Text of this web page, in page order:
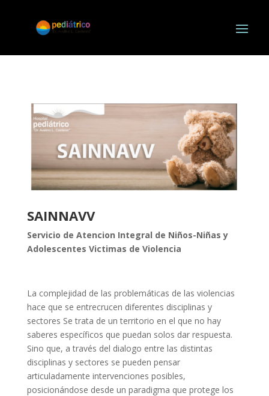
SAINNAVV
Servicio de Atencion Integral de Niños-Niñas y
Adolescentes Victimas de Violencia
La complejidad de las problemáticas de las violencias
hace que se entrecrucen diferentes disciplinas y
sectores Se trata de un territorio en el que no hay
saberes específicos que puedan solos dar respuesta.
Sino que, a través del dialogo entre las distintas
disciplinas y sectores se pueden pensar
articuladamente intervenciones posibles,
posicionándose desde un paradigma que protege los